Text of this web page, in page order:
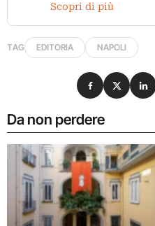
Scopri di più
TAG EDITORIA NAPOLI
Da non perdere
Condividi su